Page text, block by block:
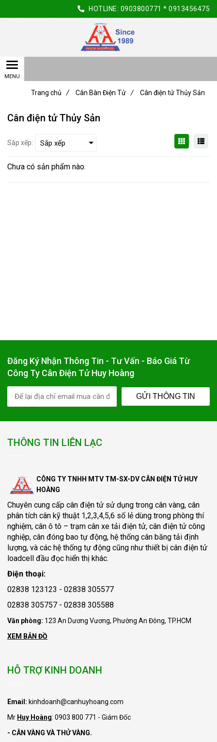
Đăng Ký Nhận Thông Tin - Tư Vấn - Báo Giá Từ
Công Ty Cân Điện Tử Huy Hoàng
GỬI THÔNG TIN
THÔNG TIN LIÊN LẠC
CÔNG TY TNHH MTV TM-SX-DV CÂN ĐIỆN TỬ HUY
HOÀNG
Chuyên cung cấp cân điện tử sử dụng trong cân vàng, cân
phân tích cân kỹ thuật 1,2,3,4,5,6 số lẻ dùng trong phòng thí
nghiệm, cân ô tô – trạm cân xe tải điện tử, cân điện tử công
nghiệp, cân đóng bao tự động, hệ thống cân băng tải định
lượng, và các hệ thống tự động cũng như thiết bị cân điện tử
loadcell đầu đọc hiển thị khác.
Điện thoại:
02838 123123 - 02838 305577
02838 305757 - 02838 305588
Văn phòng: 123 An Dương Vương, Phường An Đông, TP.HCM
XEM BẢN ĐỒ
HỖ TRỢ KINH DOANH
Email: kinhdoanh@canhuyhoang.com
Mr Huy Hoàng: 0903 800 771 - Giám Đốc
- CÂN VÀNG VÀ THỬ VÀNG.
Cân điện tử Thủy Sản
Sắp xếp:
Chưa có sản phẩm nào.
Trang chủ / Cân Bàn Điện Tử / Cân điện tử Thủy Sản
HOTLINE: 0903800771 * 0913456475